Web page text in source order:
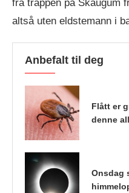
fra trappen på Skaugum
altså uten eldstemann i
Anbefalt til deg
Flått er
denne
Onsdag